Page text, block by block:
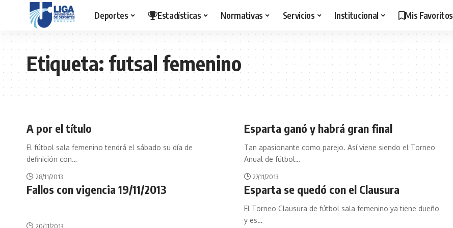
Deportes Estadísticas Normativas Servicios Institucional Mis Favoritos
Etiqueta: futsal femenino
A por el título
El fútbol sala femenino tendrá el sábado su día de
definición con…
28/11/2013
Esparta ganó y habrá gran final
Tan apasionante como parejo. Así viene siendo el Torneo
Anual de fútbol…
27/11/2013
Fallos con vigencia 19/11/2013
20/11/2013
Esparta se quedó con el Clausura
El Torneo Clausura de fútbol sala femenino ya tiene dueño
y es…